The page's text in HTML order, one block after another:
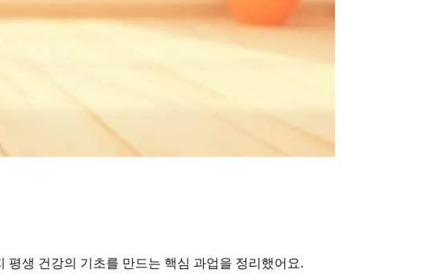
생 건강의 기초를 만드는 핵심 과업을 정리했어요.